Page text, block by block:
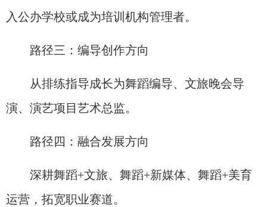
入公办学校或成为培训机构管理者。
路径三：编导创作方向
从排练指导成长为舞蹈编导、文旅晚会导
演、演艺项目艺术总监。
路径四：融合发展方向
深耕舞蹈+文旅、舞蹈+新媒体、舞蹈+美育
运营，拓宽职业赛道。